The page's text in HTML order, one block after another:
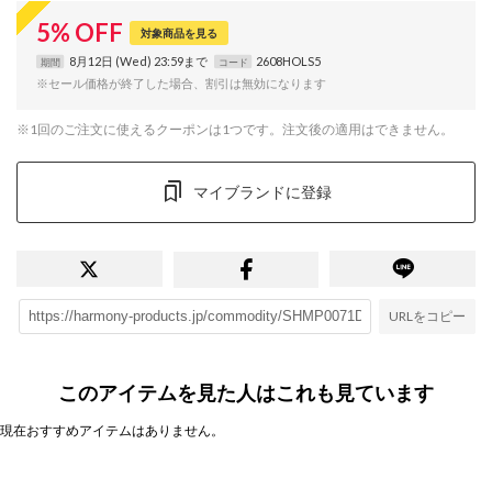
5% OFF 対象商品を見る
期間 8月12日 (Wed) 23:59まで コード
2608HOLS5
※セール価格が終了した場合、割引は無効になります
※1回のご注文に使えるクーポンは1つです。注文後の適用はできません。
マイブランドに登録
URLをコピー
このアイテムを見た人はこれも見ています
現在おすすめアイテムはありません。